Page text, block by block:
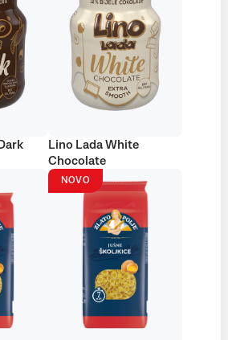
Lino Lada White
Chocolate
NOVO